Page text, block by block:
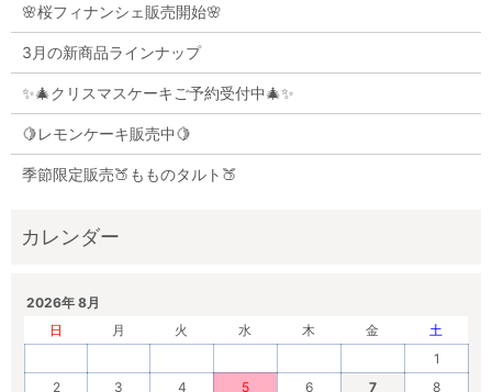
🌸桜フィナンシェ販売開始🌸
3月の新商品ラインナップ
✨🎄クリスマスケーキご予約受付中🎄✨
🍋レモンケーキ販売中🍋
季節限定販売🍑もものタルト🍑
2026年 8月
日
月 火 水 木 金
土
1
2
3 4 5 6 7
8